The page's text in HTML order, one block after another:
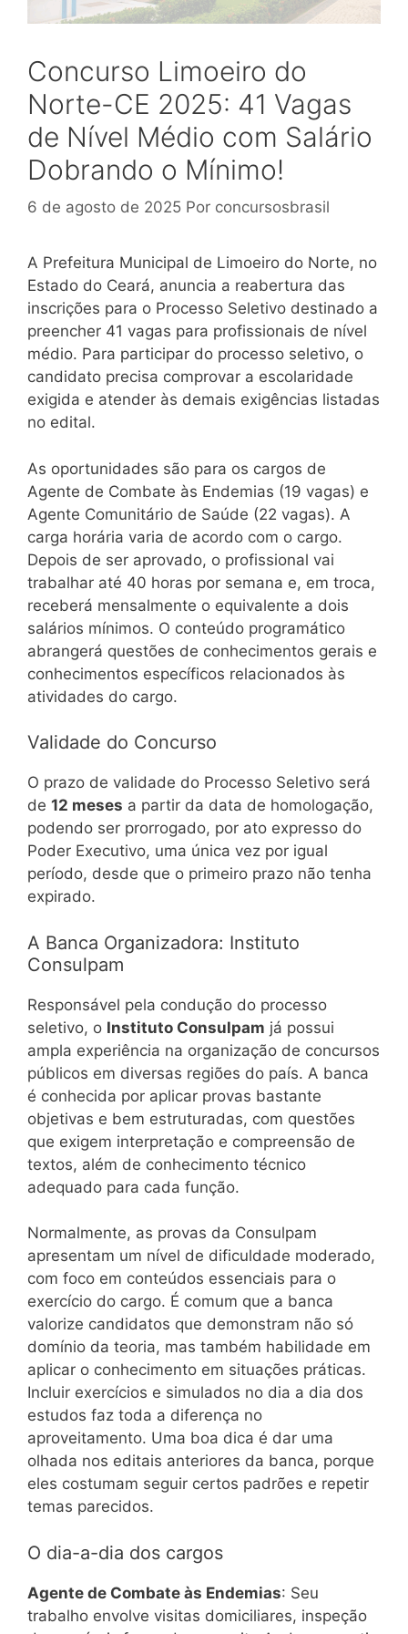
Concurso Limoeiro do
Norte-CE 2025: 41 Vagas
de Nível Médio com Salário
Dobrando o Mínimo!
6 de agosto de 2025 Por concursosbrasil
A Prefeitura Municipal de Limoeiro do Norte, no
Estado do Ceará, anuncia a reabertura das
inscrições para o Processo Seletivo destinado a
preencher 41 vagas para profissionais de nível
médio. Para participar do processo seletivo, o
candidato precisa comprovar a escolaridade
exigida e atender às demais exigências listadas
no edital.
As oportunidades são para os cargos de
Agente de Combate às Endemias (19 vagas) e
Agente Comunitário de Saúde (22 vagas). A
carga horária varia de acordo com o cargo.
Depois de ser aprovado, o profissional vai
trabalhar até 40 horas por semana e, em troca,
receberá mensalmente o equivalente a dois
salários mínimos. O conteúdo programático
abrangerá questões de conhecimentos gerais e
conhecimentos específicos relacionados às
atividades do cargo.
Validade do Concurso
O prazo de validade do Processo Seletivo será
de 12 meses a partir da data de homologação,
podendo ser prorrogado, por ato expresso do
Poder Executivo, uma única vez por igual
período, desde que o primeiro prazo não tenha
expirado.
A Banca Organizadora: Instituto
Consulpam
Responsável pela condução do processo
seletivo, o Instituto Consulpam já possui
ampla experiência na organização de concursos
públicos em diversas regiões do país. A banca
é conhecida por aplicar provas bastante
objetivas e bem estruturadas, com questões
que exigem interpretação e compreensão de
textos, além de conhecimento técnico
adequado para cada função.
Normalmente, as provas da Consulpam
apresentam um nível de dificuldade moderado,
com foco em conteúdos essenciais para o
exercício do cargo. É comum que a banca
valorize candidatos que demonstram não só
domínio da teoria, mas também habilidade em
aplicar o conhecimento em situações práticas.
Incluir exercícios e simulados no dia a dia dos
estudos faz toda a diferença no
aproveitamento. Uma boa dica é dar uma
olhada nos editais anteriores da banca, porque
eles costumam seguir certos padrões e repetir
temas parecidos.
O dia-a-dia dos cargos
Agente de Combate às Endemias: Seu
trabalho envolve visitas domiciliares, inspeção